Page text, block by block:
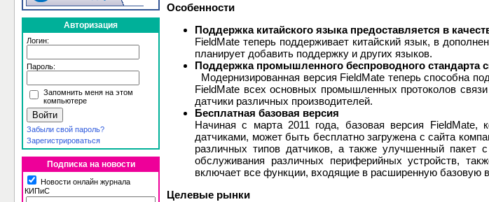
Авторизация
Логин:
Пароль:
Запомнить меня на этом
компьютере
Забыли свой пароль?
Зарегистрироваться
Подписка на новости
Новости онлайн журнала
КИПиС
Особенности
Поддержка китайского языка предоставляется в
FieldMate теперь поддерживает китайский язык, в
планирует добавить поддержку и других языков.
Поддержка промышленного беспроводного стандарта
Модернизированная версия FieldMate теперь способна
FieldMate всех основных промышленных протоколов
датчики различных производителей.
Бесплатная базовая версия
Начиная с марта 2011 года, базовая версия FieldMate,
датчиками, может быть бесплатно загружена с сайта
различных типов датчиков, а также улучшенный
обслуживания различных периферийных устройств,
включает все функции, входящие в расширенную базовую
Целевые рынки